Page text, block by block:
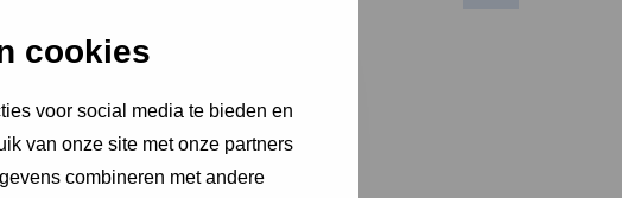
cookies
voor social media te bieden en
van onze site met onze partners
combineren met andere
3